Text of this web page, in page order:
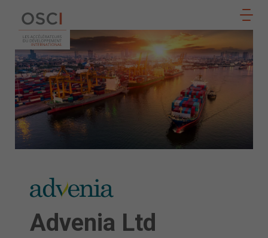
ADHÉRER
Suivez
notre
actualité
sur
Advenia Ltd